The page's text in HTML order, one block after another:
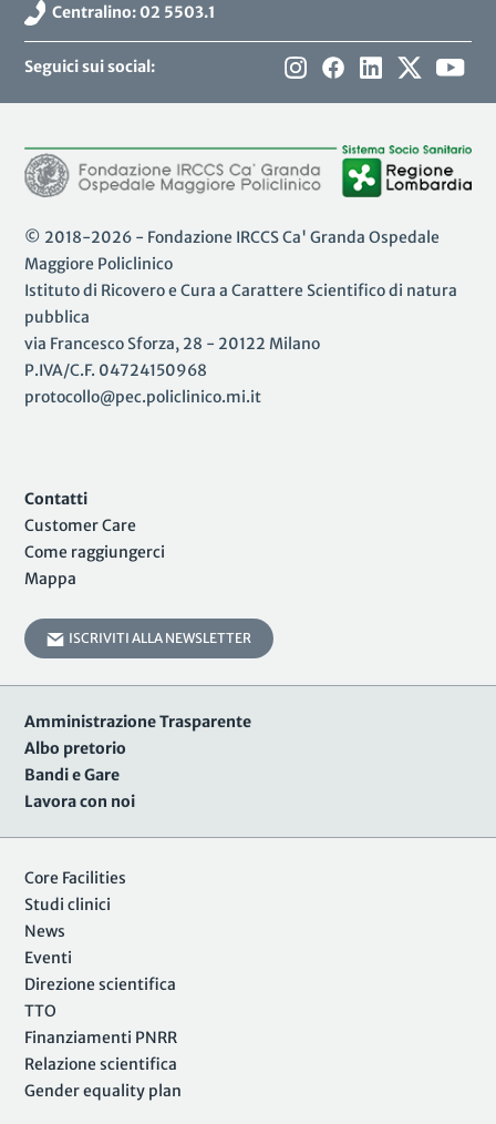
Centralino: 02 5503.1
Seguici sui social:
© 2018-2026 - Fondazione IRCCS Ca' Granda Ospedale
Maggiore Policlinico
Istituto di Ricovero e Cura a Carattere Scientifico di natura
pubblica
via Francesco Sforza, 28 - 20122 Milano
P.IVA/C.F. 04724150968
protocollo@pec.policlinico.mi.it
Contatti
Customer Care
Come raggiungerci
Mappa
ISCRIVITI ALLA NEWSLETTER
Amministrazione Trasparente
Albo pretorio
Bandi e Gare
Lavora con noi
Core Facilities
Studi clinici
News
Eventi
Direzione scientifica
TTO
Finanziamenti PNRR
Relazione scientifica
Gender equality plan